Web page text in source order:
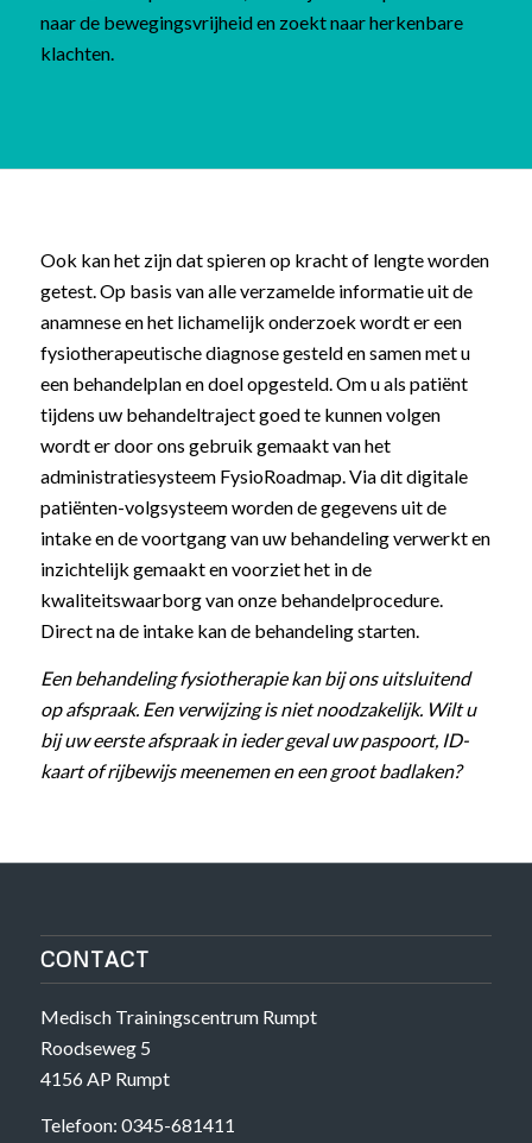
naar de bewegingsvrijheid en zoekt naar herkenbare
klachten.
Ook kan het zijn dat spieren op kracht of lengte worden
getest. Op basis van alle verzamelde informatie uit de
anamnese en het lichamelijk onderzoek wordt er een
fysiotherapeutische diagnose gesteld en samen met u
een behandelplan en doel opgesteld. Om u als patiënt
tijdens uw behandeltraject goed te kunnen volgen
wordt er door ons gebruik gemaakt van het
administratiesysteem FysioRoadmap. Via dit digitale
patiënten-volgsysteem worden de gegevens uit de
intake en de voortgang van uw behandeling verwerkt en
inzichtelijk gemaakt en voorziet het in de
kwaliteitswaarborg van onze behandelprocedure.
Direct na de intake kan de behandeling starten.
Een behandeling fysiotherapie kan bij ons uitsluitend
op afspraak. Een verwijzing is niet noodzakelijk. Wilt u
bij uw eerste afspraak in ieder geval uw paspoort, ID-
kaart of rijbewijs meenemen en een groot badlaken?
CONTACT
Medisch Trainingscentrum Rumpt
Roodseweg 5
4156 AP Rumpt
Telefoon: 0345-681411